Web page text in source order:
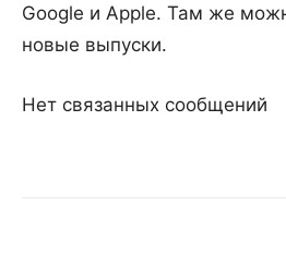
Google и Apple. Там же
новые выпуски.
Нет связанных сообщений